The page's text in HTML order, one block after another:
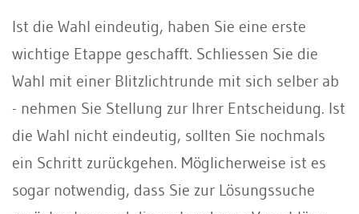
Ist die Wahl eindeutig, haben Sie eine erste
wichtige Etappe geschafft. Schliessen Sie die
Wahl mit einer Blitzlichtrunde mit sich selber ab
- nehmen Sie Stellung zur Ihrer Entscheidung. Ist
die Wahl nicht eindeutig, sollten Sie nochmals
ein Schritt zurückgehen. Möglicherweise ist es
sogar notwendig, dass Sie zur Lösungssuche